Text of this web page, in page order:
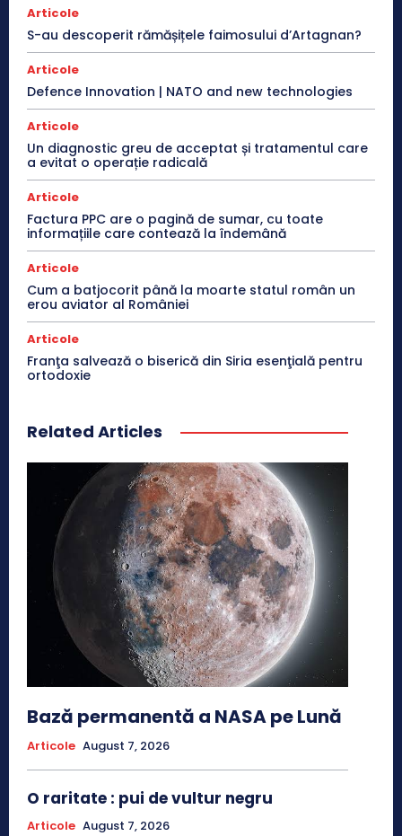
Articole
S-au descoperit rămășițele faimosului d’Artagnan?
Articole
Defence Innovation | NATO and new technologies
Articole
Un diagnostic greu de acceptat și tratamentul care
a evitat o operație radicală
Articole
Factura PPC are o pagină de sumar, cu toate
informațiile care contează la îndemână
Articole
Cum a batjocorit până la moarte statul român un
erou aviator al României
Articole
Franţa salvează o biserică din Siria esenţială pentru
ortodoxie
Related Articles
Bază permanentă a NASA pe Lună
Articole August 7, 2026
O raritate : pui de vultur negru
Articole August 7, 2026